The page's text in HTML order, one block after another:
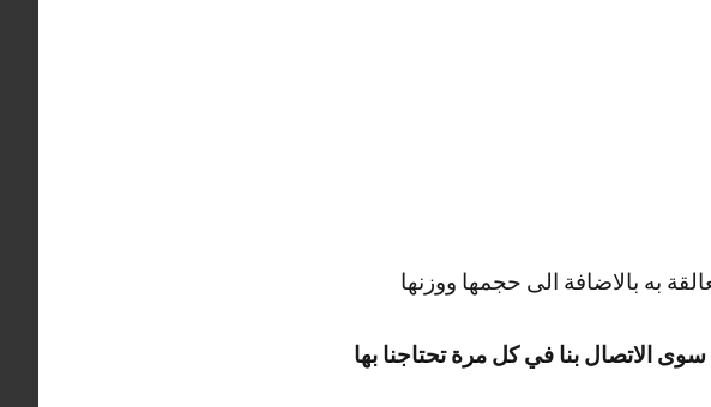
به بالاضافة الى حجمها ووزنها
الاتصال بنا في كل مرة تحتاجنا بها